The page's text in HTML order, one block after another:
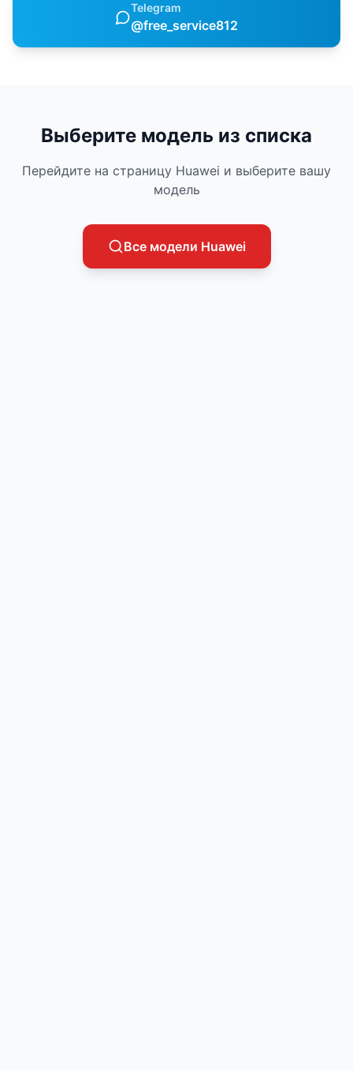
Telegram
@free_service812
Выберите модель из списка
Перейдите на страницу Huawei и выберите вашу
модель
Все модели Huawei